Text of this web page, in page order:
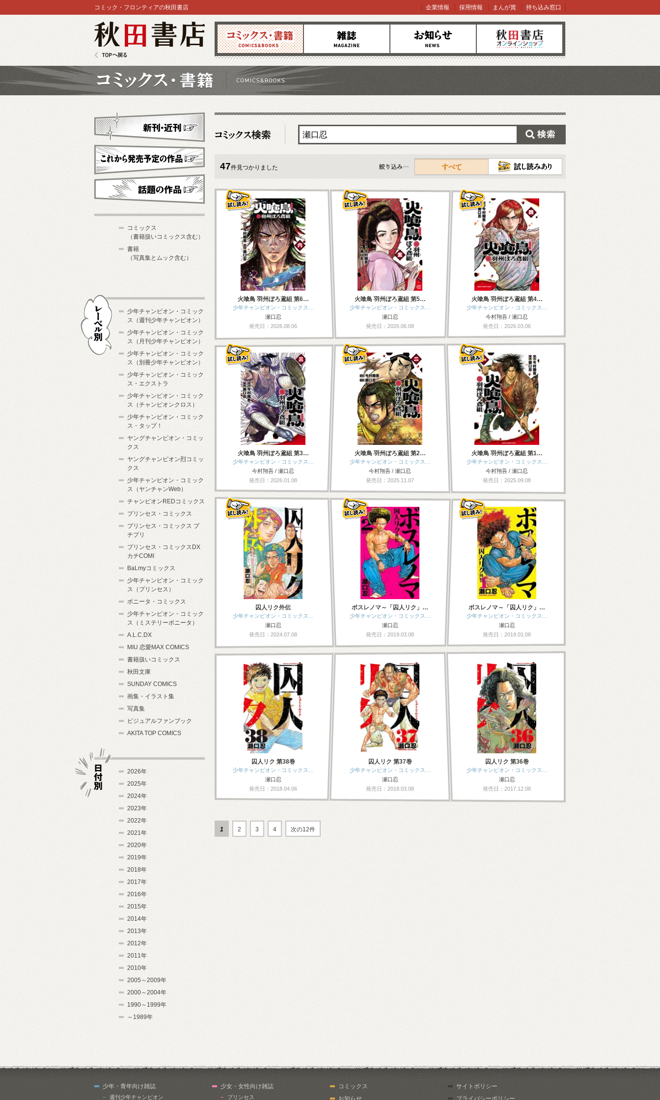
コミックス 雑誌 お知らせ オンラインショップ
コミック・フロンティアの秋田書店 企業情報 採用情報 まんが賞 持ち込み窓口
47件見つかりました
すべて
火喰鳥 羽州ぼろ鳶組 第6…
少年チャンピオン・コミックス…
瀬口忍
発売日：2026.08.06
火喰鳥 羽州ぼろ鳶組 第5…
少年チャンピオン・コミックス…
瀬口忍
発売日：2026.06.08
火喰鳥 羽州ぼろ鳶組 第4…
少年チャンピオン・コミックス…
今村翔吾 / 瀬口忍
発売日：2026.03.06
火喰鳥 羽州ぼろ鳶組 第3…
少年チャンピオン・コミックス…
今村翔吾 / 瀬口忍
発売日：2026.01.08
火喰鳥 羽州ぼろ鳶組 第2…
少年チャンピオン・コミックス…
今村翔吾 / 瀬口忍
発売日：2025.11.07
火喰鳥 羽州ぼろ鳶組 第1…
少年チャンピオン・コミックス…
今村翔吾 / 瀬口忍
発売日：2025.09.08
囚人リク外伝
少年チャンピオン・コミックス…
瀬口忍
発売日：2024.07.08
ボスレノマ～「囚人リク」…
少年チャンピオン・コミックス…
瀬口忍
発売日：2019.03.08
ボスレノマ～「囚人リク」…
少年チャンピオン・コミックス…
瀬口忍
発売日：2019.01.08
囚人リク 第38巻
少年チャンピオン・コミックス…
瀬口忍
発売日：2018.04.06
囚人リク 第37巻
少年チャンピオン・コミックス…
瀬口忍
発売日：2018.03.08
囚人リク 第36巻
少年チャンピオン・コミックス…
瀬口忍
発売日：2017.12.08
1 2 3 4 次の12件
新刊・近刊
これから発売予定
コミックス
（書籍扱いコミックス含む）
書籍
（写真集とムック含む）
少年チャンピオン・コミック
ス（週刊少年チャンピオン）
少年チャンピオン・コミック
ス（月刊少年チャンピオン）
少年チャンピオン・コミック
ス（別冊少年チャンピオン）
少年チャンピオン・コミック
ス・エクストラ
少年チャンピオン・コミック
ス（チャンピオンクロス）
少年チャンピオン・コミック
ス・タップ！
ヤングチャンピオン・コミッ
クス
ヤングチャンピオン烈コミッ
クス
少年チャンピオン・コミック
ス（ヤンチャンWeb）
チャンピオンREDコミックス
プリンセス・コミックス
プリンセス・コミックス プ
チプリ
プリンセス・コミックスDX
カチCOMI
BaLmyコミックス
少年チャンピオン・コミック
ス（プリンセス）
ボニータ・コミックス
少年チャンピオン・コミック
ス（ミステリーボニータ）
A.L.C.DX
MIU 恋愛MAX COMICS
書籍扱いコミックス
秋田文庫
SUNDAY COMICS
画集・イラスト集
写真集
ビジュアルファンブック
AKITA TOP COMICS
2026年
2025年
2024年
2023年
2022年
2021年
2020年
2019年
2018年
2017年
2016年
2015年
2014年
2013年
2012年
2011年
2010年
2005～2009年
2000～2004年
1990～1999年
～1989年
少年・青年向け雑誌
週刊少年チャンピオン
少女・女性向け雑誌
プリンセス
コミックス
お知らせ
サイトポリシー
プライバシーポリシー